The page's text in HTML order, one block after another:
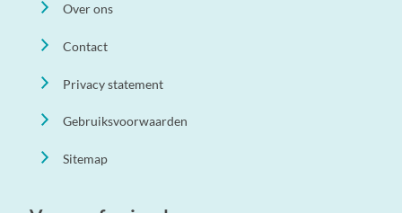
Over ons
Contact
Privacy statement
Gebruiksvoorwaarden
Sitemap